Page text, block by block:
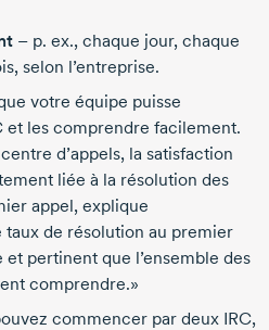
– p. ex., chaque jour, chaque
selon l’entreprise.
votre équipe puisse
et les comprendre facilement.
d’appels, la satisfaction
liée à la résolution des
appel, explique
taux de résolution au premier
et pertinent que l’ensemble des
comprendre.»
commencer par deux IRC,